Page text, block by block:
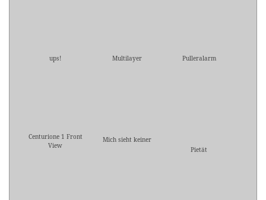
ups! Multilayer Pulleralarm
Centurione 1 Front
View
Mich sieht keiner
Pietät